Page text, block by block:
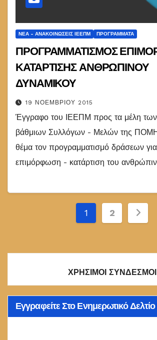
ΝΈΑ - ΑΝΑΚΟΙΝΏΣΕΙΣ ΙΕΕΠΜ ΠΡΟΓΡΆΜΜΑΤΑ
ΠΡΟΓΡΑΜΜΑΤΙΣΜΟΣ
ΚΑΤΑΡΤΙΣΗΣ ΑΝΘΡΩΠΙΝΟΥ
ΔΥΝΑΜΙΚΟΥ
19 ΝΟΕΜΒΡΊΟΥ 2015
Έγγραφο του ΙΕΕΠΜ προς τα μέλη
βάθμιων Συλλόγων - Μελών της
θέμα τον προγραμματισμό δράσεων
επιμόρφωση - κατάρτιση του
1 2
ΧΡΗΣΙΜΟΙ ΣΥΝΔΕΣΜΟΙ
Εγγραφείτε Στο Ενημερωτικό